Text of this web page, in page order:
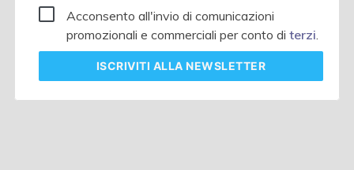
Acconsento all'invio di comunicazioni
promozionali e commerciali per conto diterzi.
ISCRIVITI ALLA NEWSLETTER